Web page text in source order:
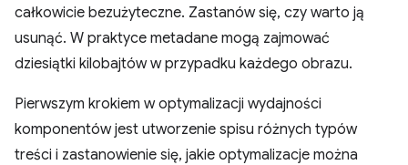
całkowicie bezużyteczne. Zastanów się, czy warto ją
usunąć. W praktyce metadane mogą zajmować
dziesiątki kilobajtów w przypadku każdego obrazu.
Pierwszym krokiem w optymalizacji wydajności
komponentów jest utworzenie spisu różnych typów
treści i zastanowienie się, jakie optymalizacje można